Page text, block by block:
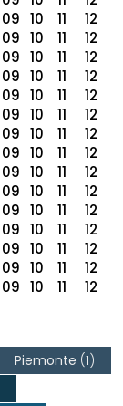
09 10 11
12
09 10 11
12
09 10 11
12
09 10 11
12
09 10 11
12
09 10 11
12
09 10 11
12
09 10 11
12
09 10 11
12
09 10 11
12
09 10 11
12
09 10 11
12
09 10 11
12
09 10 11
12
09 10 11 12
Piemonte (1)